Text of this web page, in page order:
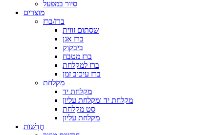
סיור במפעל
מוצרים
ברז/ברז
שסתום זווית
ברז אגן
ביבקוק
ברז מטבח
ברז למקלחת
ברז עיכוב זמן
מִקלַחַת
מקלחת יד
מקלחת יד ומקלחת עליון
סט מקלחת
מקלחת עליון
חֲדָשׁוֹת